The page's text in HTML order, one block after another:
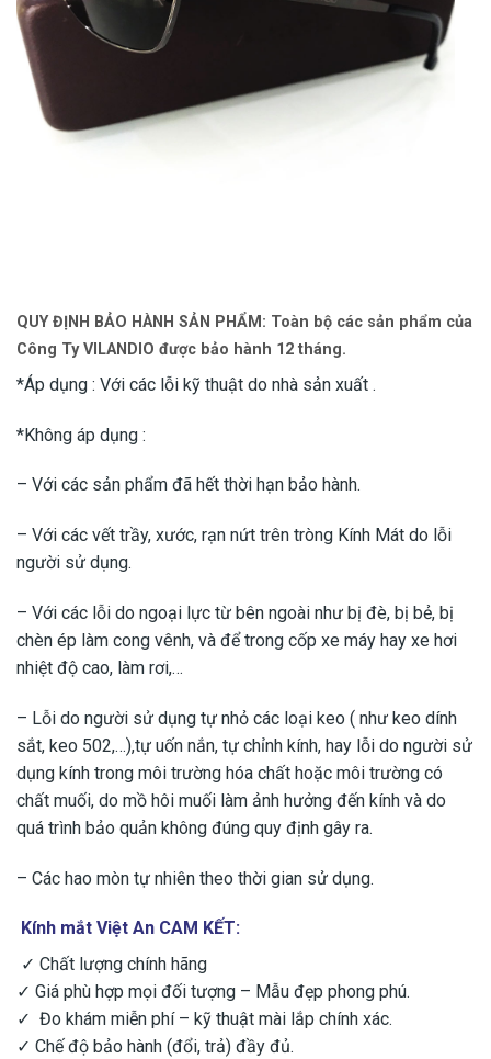
QUY ĐỊNH BẢO HÀNH SẢN PHẨM : Toàn bộ các sản phẩm của
Công Ty VILANDIO được bảo hành 12 tháng.
*Áp dụng : Với các lỗi kỹ thuật do nhà sản xuất .
*Không áp dụng :
– Với các sản phẩm đã hết thời hạn bảo hành.
– Với các vết trầy, xước, rạn nứt trên tròng Kính Mát do lỗi
người sử dụng.
– Với các lỗi do ngoại lực từ bên ngoài như bị đè, bị bẻ, bị
chèn ép làm cong vênh, và để trong cốp xe máy hay xe hơi
nhiệt độ cao, làm rơi,…
– Lỗi do người sử dụng tự nhỏ các loại keo ( như keo dính
sắt, keo 502,…),tự uốn nắn, tự chỉnh kính, hay lỗi do người sử
dụng kính trong môi trường hóa chất hoặc môi trường có
chất muối, do mồ hôi muối làm ảnh hưởng đến kính và do
quá trình bảo quản không đúng quy định gây ra.
– Các hao mòn tự nhiên theo thời gian sử dụng.
Kính mắt Việt An CAM KẾT:
✓ Chất lượng chính hãng
✓ Giá phù hợp mọi đối tượng – Mẫu đẹp phong phú.
✓ Đo khám miễn phí – kỹ thuật mài lắp chính xác.
✓ Chế độ bảo hành (đổi, trả) đầy đủ.